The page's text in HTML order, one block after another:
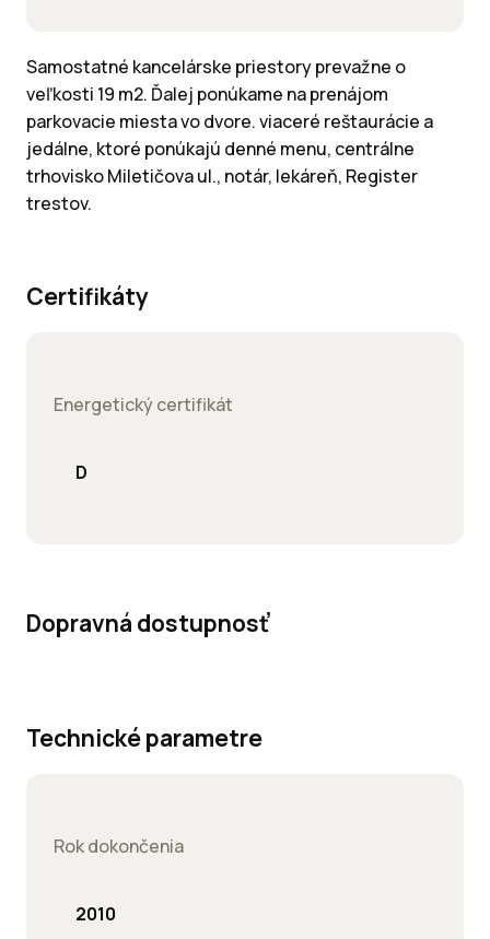
Samostatné kancelárske priestory prevažne o
veľkosti 19 m2. Ďalej ponúkame na prenájom
parkovacie miesta vo dvore. viaceré reštaurácie a
jedálne, ktoré ponúkajú denné menu, centrálne
trhovisko Miletičova ul., notár, lekáreň, Register
trestov.
Certifikáty
Energetický certifikát
D
Dopravná dostupnosť
Technické parametre
Rok dokončenia
2010